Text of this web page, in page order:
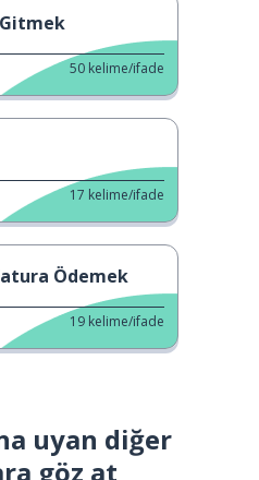
50 kelime/ifade
17 kelime/ifade
Ödemek
19 kelime/ifade
uyan diğer
göz at